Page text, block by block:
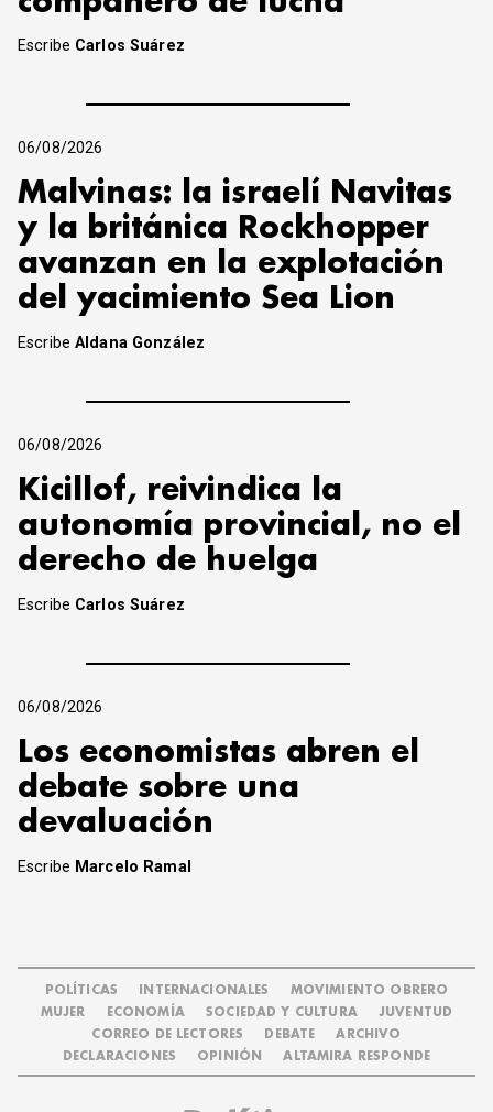
Escribe Carlos Suárez
06/08/2026
Malvinas: la israelí Navitas
y la británica Rockhopper
avanzan en la explotación
del yacimiento Sea Lion
EscribeAldana González
06/08/2026
Kicillof, reivindica la
autonomía provincial, no el
derecho de huelga
Escribe Carlos Suárez
06/08/2026
Los economistas abren el
debate sobre una
devaluación
Escribe Marcelo Ramal
POLÍTICAS INTERNACIONALES
MOVIMIENTO OBRERO
MUJER
ECONOMÍA SOCIEDAD Y CULTURA
JUVENTUD
CORREO DE LECTORES
DEBATE
ARCHIVO
DECLARACIONES
OPINIÓN ALTAMIRA RESPONDE